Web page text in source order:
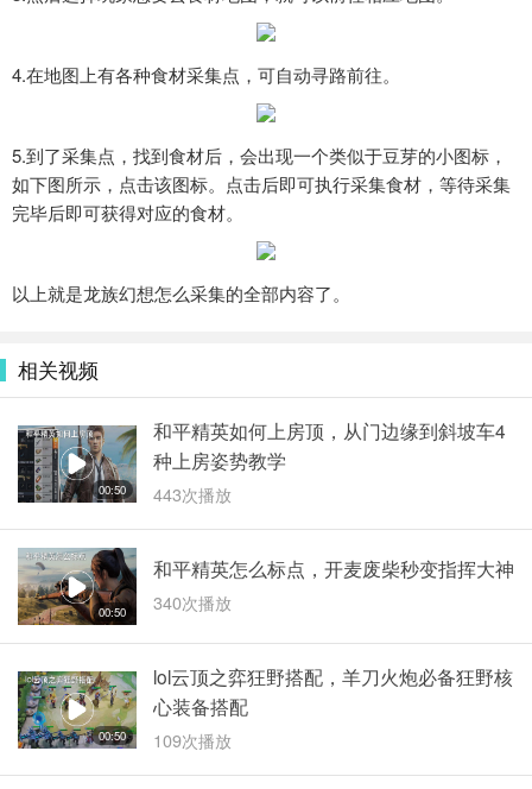
4.在地图上有各种食材采集点，可自动寻路前往。
5.到了采集点，找到食材后，会出现一个类似于豆芽的小图标，
如下图所示，点击该图标。点击后即可执行采集食材，等待采集
完毕后即可获得对应的食材。
以上就是龙族幻想怎么采集的全部内容了。
相关视频
00:50
和平精英如何上房顶，从门边缘到斜坡车4
种上房姿势教学
443次播放
00:50
和平精英怎么标点，开麦废柴秒变指挥大神
340次播放
00:50
lol云顶之弈狂野搭配，羊刀火炮必备狂野核
心装备搭配
109次播放